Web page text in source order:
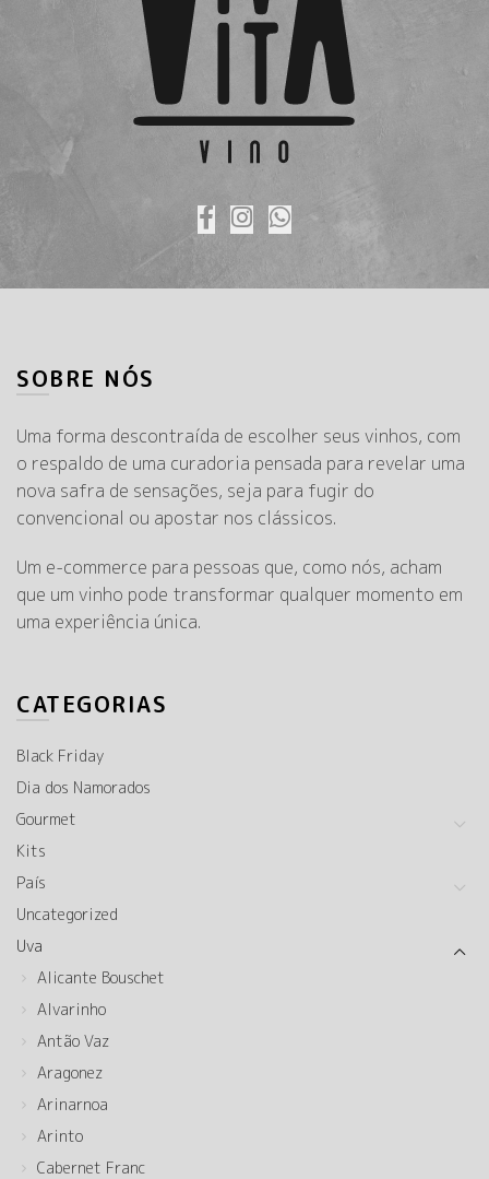
SOBRE NÓS
Uma forma descontraída de escolher seus vinhos, com
o respaldo de uma curadoria pensada para revelar uma
nova safra de sensações, seja para fugir do
convencional ou apostar nos clássicos.
Um e-commerce para pessoas que, como nós, acham
que um vinho pode transformar qualquer momento em
uma experiência única.
CATEGORIAS
Black Friday
Dia dos Namorados
Gourmet
Kits
País
Uncategorized
Uva
Alicante Bouschet
Alvarinho
Antão Vaz
Aragonez
Arinarnoa
Arinto
Cabernet Franc